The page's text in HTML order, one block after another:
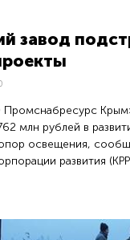
завод
млн рублей в
освещения,
развития